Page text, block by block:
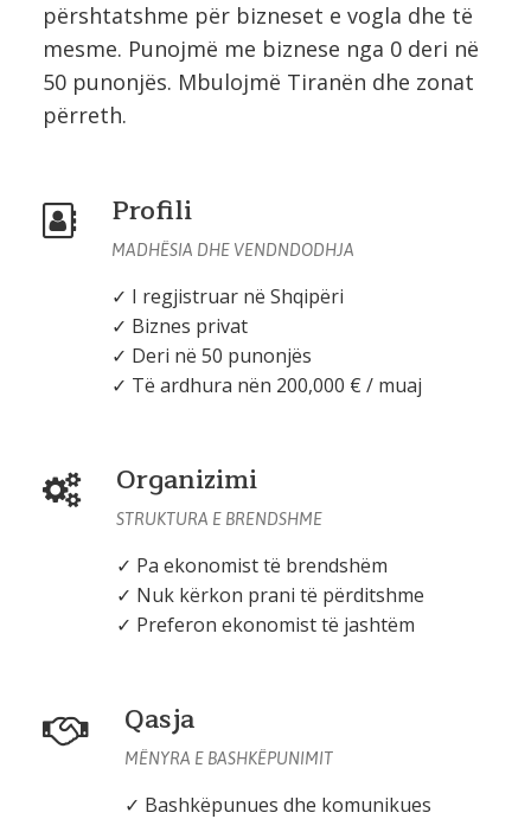
përshtatshme për bizneset e vogla dhe të
mesme. Punojmë me biznese nga 0 deri në
50 punonjës. Mbulojmë Tiranën dhe zonat
përreth.
Profili
MADHËSIA DHE VENDNDODHJA
✓ I regjistruar në Shqipëri
✓ Biznes privat
✓ Deri në 50 punonjës
✓ Të ardhura nën 200,000 € / muaj
Organizimi
STRUKTURA E BRENDSHME
✓ Pa ekonomist të brendshëm
✓ Nuk kërkon prani të përditshme
✓ Preferon ekonomist të jashtëm
Qasja
MËNYRA E BASHKËPUNIMIT
✓ Bashkëpunues dhe komunikues